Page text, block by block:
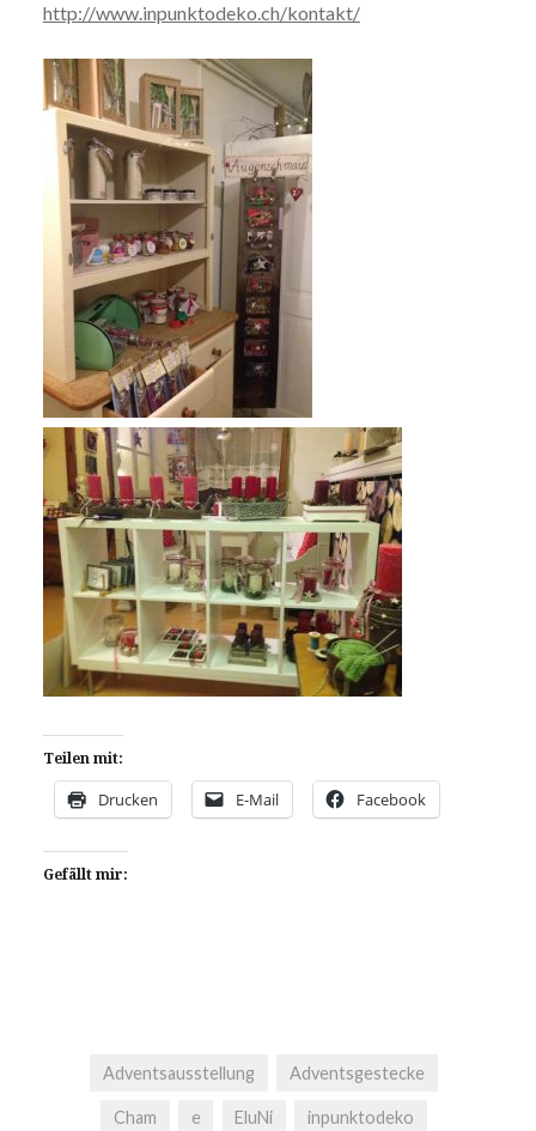
http://www.inpunktodeko.ch/kontakt/
Teilen mit:
Drucken E-Mail Facebook
Gefällt mir:
Adventsausstellung Adventsgestecke
Cham e EluNi inpunktodeko